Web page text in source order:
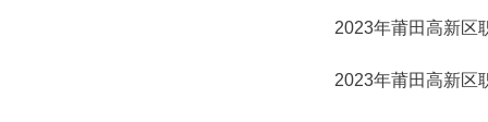
2023年莆田高新区
2023年莆田高新区